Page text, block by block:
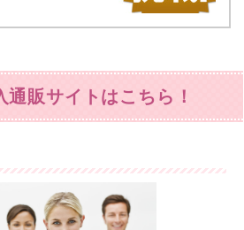
通販サイトはこちら！